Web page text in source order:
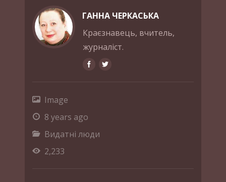
ГАННА ЧЕРКАСЬКА
Краєзнавець, вчитель,
журналіст.
Image
8 years ago
Видатні люди
2,233